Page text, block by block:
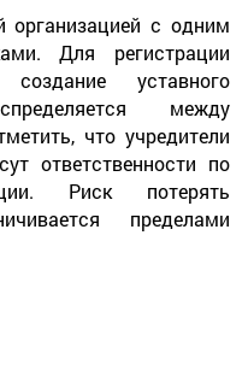
организацией с одним
Для регистрации
создание уставного
между
что учредители
ответственности по
Риск потерять
пределами